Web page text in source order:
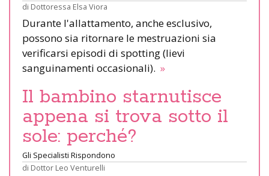
di Dottoressa Elsa Viora
Durante l'allattamento, anche esclusivo,
possono sia ritornare le mestruazioni sia
verificarsi episodi di spotting (lievi
sanguinamenti occasionali). »
Il bambino starnutisce
appena si trova sotto il
sole: perché?
Gli Specialisti Rispondono
di Dottor Leo Venturelli